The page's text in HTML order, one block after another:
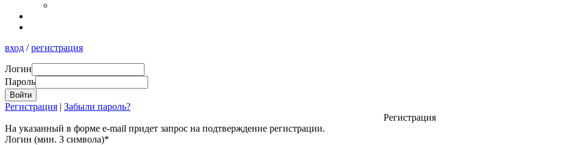
вход /регистрация
Логин
Пароль
Регистрация | Забыли пароль?
Регистрация
На указанный в форме e-mail придет запрос на подтверждение регистрации.
Логин (мин. 3 символа)*